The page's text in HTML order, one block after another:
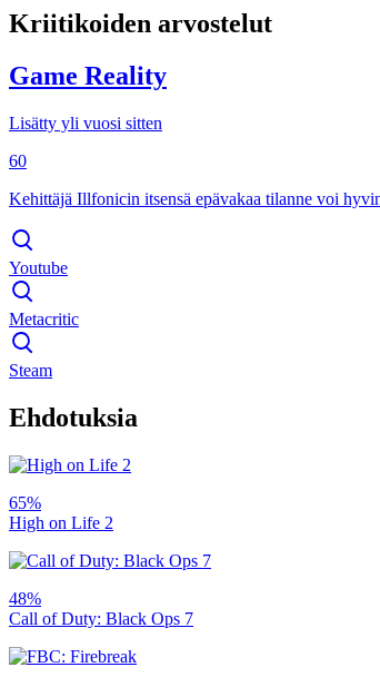
Kriitikoiden arvostelut
Game Reality
Lisätty yli vuosi sitten
60
Kehittäjä Illfonicin itsensä epävakaa tilanne voi
Youtube
Metacritic
Steam
Ehdotuksia
65%
High on Life 2
48%
Call of Duty: Black Ops 7